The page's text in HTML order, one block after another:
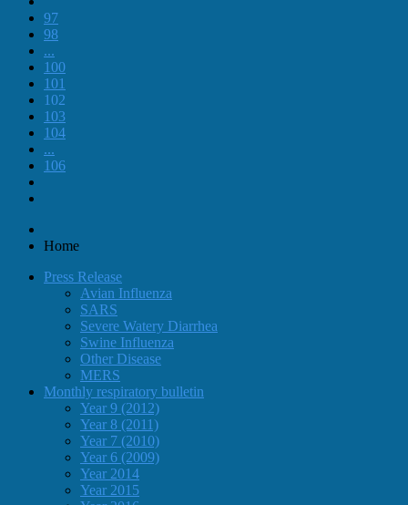
97
98
...
100
101
102
103
104
...
106
Home
Press Release
Avian Influenza
SARS
Severe Watery Diarrhea
Swine Influenza
Other Disease
MERS
Monthly respiratory bulletin
Year 9 (2012)
Year 8 (2011)
Year 7 (2010)
Year 6 (2009)
Year 2014
Year 2015